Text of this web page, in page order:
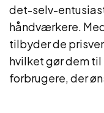
det-selv-
håndværkere.
tilbyder de
hvilket gør dem
forbrugere, der